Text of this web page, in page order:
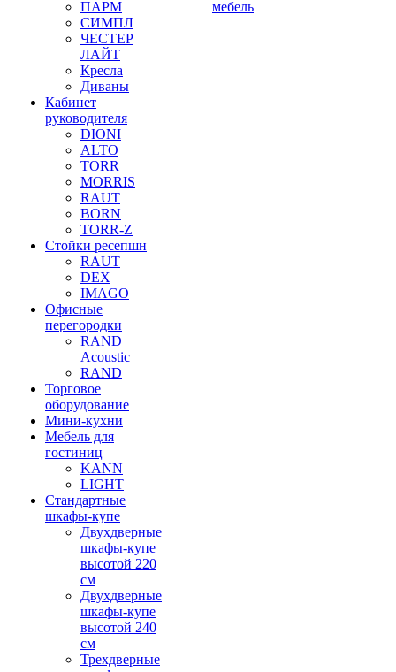
ПАРМ
СИМПЛ
ЧЕСТЕР
ЛАЙТ
Кресла
Диваны
Кабинет
руководителя
DIONI
ALTO
TORR
MORRIS
RAUT
BORN
TORR-Z
Стойки ресепшн
RAUT
DEX
IMAGO
Офисные
перегородки
RAND
Acoustic
RAND
Торговое
оборудование
Мини-кухни
Мебель для
гостиниц
KANN
LIGHT
Стандартные
шкафы-купе
Двухдверные
шкафы-купе
высотой 220
см
Двухдверные
шкафы-купе
высотой 240
см
Трехдверные
мебель